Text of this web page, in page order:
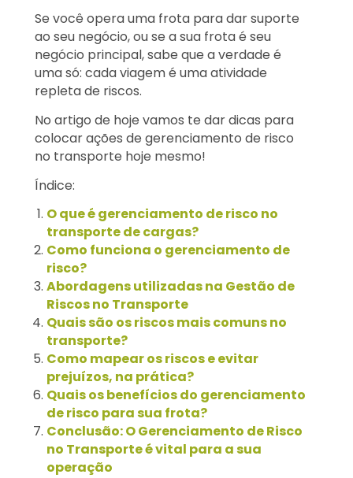
Se você opera uma frota para dar suporte
ao seu negócio, ou se a sua frota é seu
negócio principal, sabe que a verdade é
uma só: cada viagem é uma atividade
repleta de riscos.
No artigo de hoje vamos te dar dicas para
colocar ações de gerenciamento de risco
no transporte hoje mesmo!
Índice:
O que é gerenciamento de risco no
transporte de cargas?
Como funciona o gerenciamento de
risco?
Abordagens utilizadas na Gestão de
Riscos no Transporte
Quais são os riscos mais comuns no
transporte?
Como mapear os riscos e evitar
prejuízos, na prática?
Quais os benefícios do gerenciamento
de risco para sua frota?
Conclusão: O Gerenciamento de Risco
no Transporte é vital para a sua
operação